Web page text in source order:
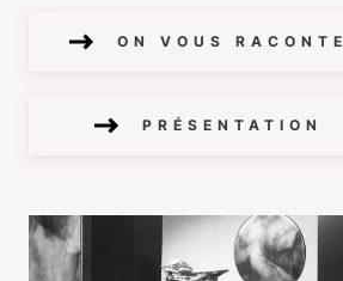
ON VOUS RACONTE
PRÉSENTATION